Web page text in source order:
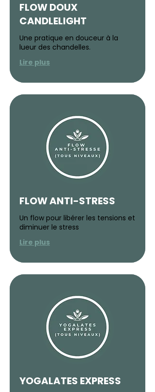
FLOW DOUX
CANDLELIGHT
Une pratique en douceur à la
lueur des chandelles.
Lire plus
FLOW ANTI-STRESS
Un flow pour libérer les tensions et
diminuer le stress
Lire plus
YOGALATES EXPRESS